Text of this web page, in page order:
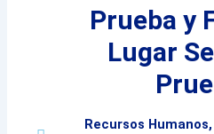
Prueba y
Lugar
Recursos Humanos,